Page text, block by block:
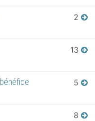
2
13
5
8